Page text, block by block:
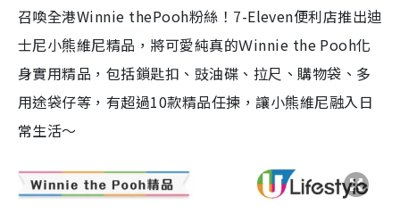
召喚全港Winnie thePooh粉絲！7-Eleven便利店推出迪
士尼小熊維尼精品，將可愛純真的Ｗinnie the Pooh化
身實用精品，包括鎖匙扣、豉油碟、拉尺、購物袋、多
用途袋仔等，有超過10款精品任揀，讓小熊維尼融入日
常生活～